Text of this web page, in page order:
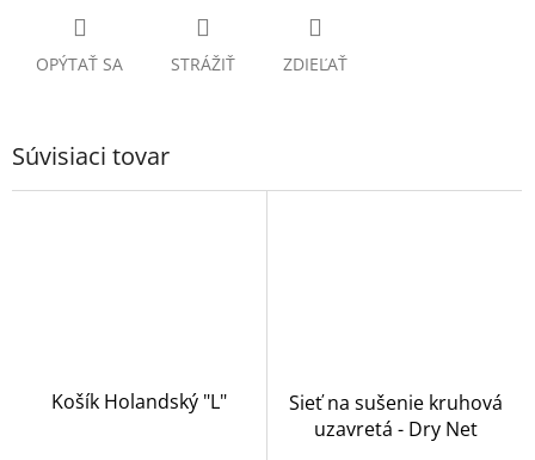
OPÝTAŤ SA STRÁŽIŤ ZDIEĽAŤ
Súvisiaci tovar
Košík Holandský "L"
Sieť na sušenie kruhová
uzavretá - Dry Net